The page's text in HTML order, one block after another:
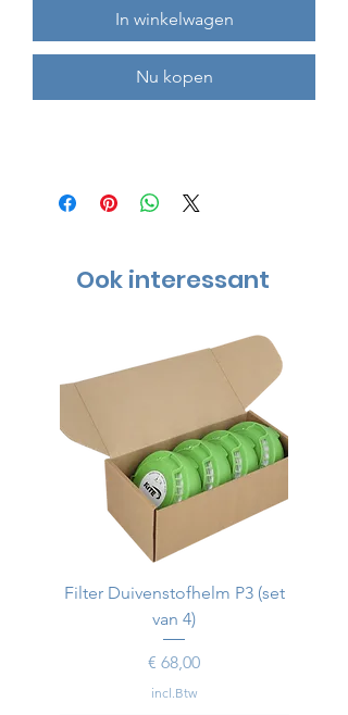
In winkelwagen
Nu kopen
Ook interessant
Filter Duivenstofhelm P3 (set
van 4)
Prijs
€ 68,00
incl.Btw